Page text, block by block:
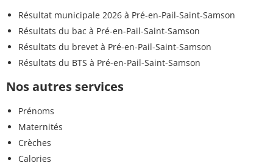
Résultat municipale 2026 à Pré-en-Pail-Saint-Samson
Résultats du bac à Pré-en-Pail-Saint-Samson
Résultats du brevet à Pré-en-Pail-Saint-Samson
Résultats du BTS à Pré-en-Pail-Saint-Samson
Nos autres services
Prénoms
Maternités
Crèches
Calories